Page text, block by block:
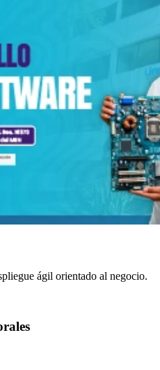
ágil orientado al negocio.